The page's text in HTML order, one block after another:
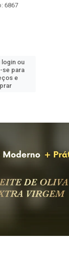
6867
login ou
se para
e